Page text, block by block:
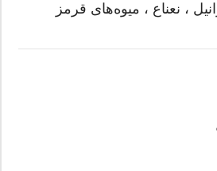
، نعناع ، میوه‌های قرمز